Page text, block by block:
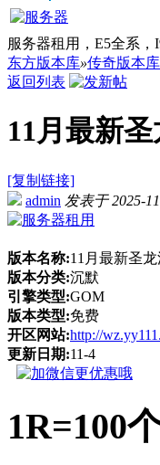
服务器租用，E5全系
东方版本库»传奇版本库
返回列表
11月最新
[复制链接]
admin 发表于 2025-
版本名称:11月最新圣
版本分类:沉默
引擎类型:GOM
版本类型:免费
开区网站:http://
更新日期:11-4
1R=100